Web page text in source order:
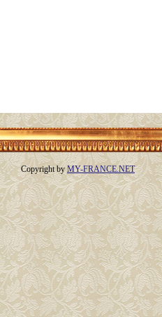
Copyright byMY-FRANCE.NET